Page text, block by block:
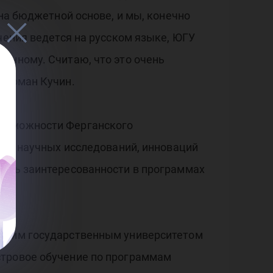
бюджетной основе, и мы, конечно
ведется на русском языке, ЮГУ
Считаю, что это очень
Роман Кучин.
Ферганского
научных исследований, инноваций
заинтересованности в программах
государственным университетом
обучение по программам